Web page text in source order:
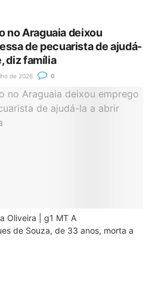
no Araguaia deixou
de pecuarista de ajudá-
diz família
de 2026 0
Oliveira | g1 MT A
de Souza, de 33 anos, morta a